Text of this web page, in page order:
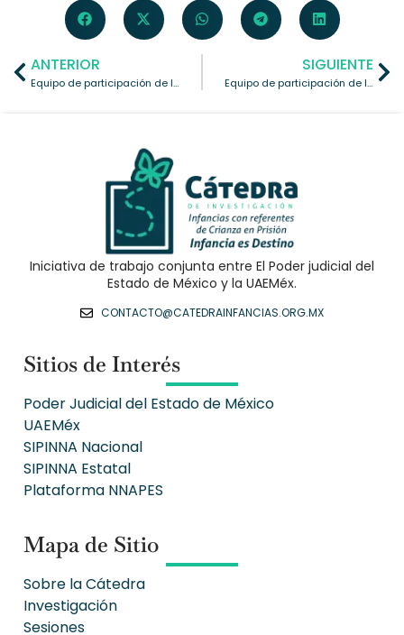
ANTERIOR
Equipo de participación de la Facultad de Derecho de la UAEMéx
SIGUIENTE
Equipo de participación de la Facultad de Medicina de la UAEMéx
Iniciativa de trabajo conjunta entre El Poder judicial del
Estado de México y la UAEMéx.
CONTACTO@CATEDRAINFANCIAS.ORG.MX
Sitios de Interés
Poder Judicial del Estado de México
UAEMéx
SIPINNA Nacional
SIPINNA Estatal
Plataforma NNAPES
Mapa de Sitio
Sobre la Cátedra
Investigación
Sesiones